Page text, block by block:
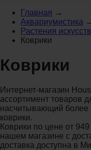
Главная →
Аквариумистика
Растения
Коврики
Коврики
Интернет-магазин
ассортимент товаров
насчитывающий более
коврики.
Коврики по цене от
нашем магазине с
доставка доступна в